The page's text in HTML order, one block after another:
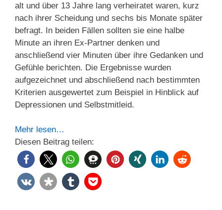
alt und über 13 Jahre lang verheiratet waren, kurz
nach ihrer Scheidung und sechs bis Monate später
befragt. In beiden Fällen sollten sie eine halbe
Minute an ihren Ex-Partner denken und
anschließend vier Minuten über ihre Gedanken und
Gefühle berichten. Die Ergebnisse wurden
aufgezeichnet und abschließend nach bestimmten
Kriterien ausgewertet zum Beispiel in Hinblick auf
Depressionen und Selbstmitleid.
Mehr lesen…
Diesen Beitrag teilen: